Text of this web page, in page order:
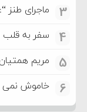
3 ماجرای طنز
4 سفر به قلب تعزیه
5 مریم
6 خاموش